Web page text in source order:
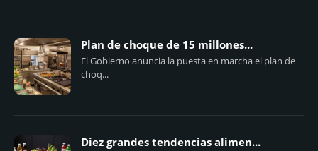
Plan de choque de 15 millones...
El Gobierno anuncia la puesta en marcha el plan de
choq...
Diez grandes tendencias alimen...